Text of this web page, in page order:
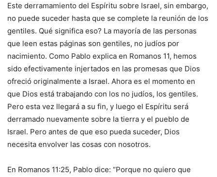
Este derramamiento del Espíritu sobre Israel, sin embargo,
no puede suceder hasta que se complete la reunión de los
gentiles. Qué significa eso? La mayoría de las personas
que leen estas páginas son gentiles, no judíos por
nacimiento. Como Pablo explica en Romanos 11, hemos
sido efectivamente injertados en las promesas que Dios
ofreció originalmente a Israel. Ahora es el momento en
que Dios está trabajando con los no judíos, los gentiles.
Pero esta vez llegará a su fin, y luego el Espíritu será
derramado nuevamente sobre la tierra y el pueblo de
Israel. Pero antes de que eso pueda suceder, Dios
necesita envolver las cosas con nosotros.
En Romanos 11:25, Pablo dice: “Porque no quiero que